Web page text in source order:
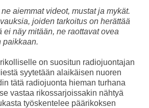
aiemmat videot, mustat ja mykät.
joiden tarkoitus on herättää
ei näy mitään, ne raottavat ovea
paikkaan.
on suositun radiojuontajan
syytetään alaikäisen nuoren
tätä radiojuonta hieman turhana
vastaa rikossarjoissakin nähtyä
työskentelee päärikoksen